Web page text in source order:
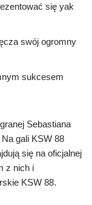
się yak
swój ogromny
sukcesem
Sebastiana
gali KSW 88
się na oficjalnej
z nich i
KSW 88.